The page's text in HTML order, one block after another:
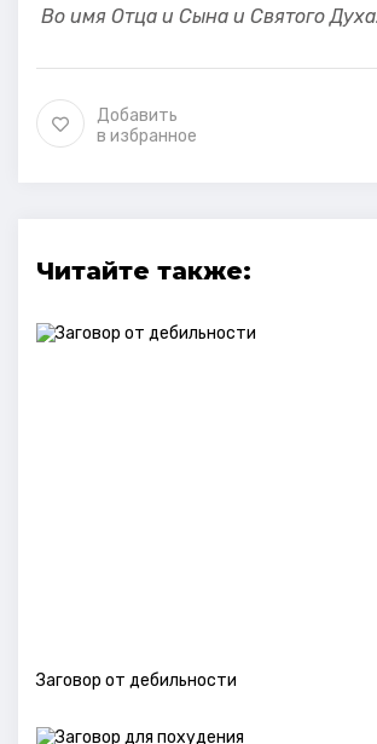
Во имя Отца и Сына и Святого
Добавить
в избранное
Читайте также:
Заговор от дебильности